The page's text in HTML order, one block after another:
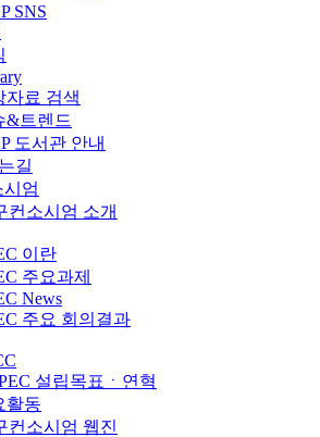
SNS
자료 검색
&트렌드
도서관 안내
길
엄
컨소시엄 소개
이란
주요과제
News
주요 회의결과
설립목표ㆍ연혁
활동
컨소시엄 웹진